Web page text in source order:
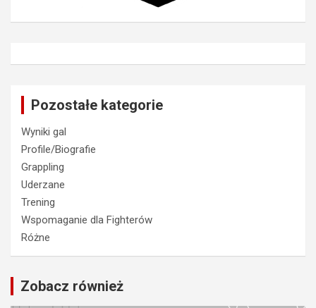
Pozostałe kategorie
Wyniki gal
Profile/Biografie
Grappling
Uderzane
Trening
Wspomaganie dla Fighterów
Różne
Zobacz również